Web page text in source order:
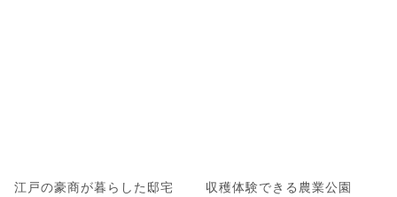
江戸の豪商が暮らした邸宅 収穫体験できる農業公園